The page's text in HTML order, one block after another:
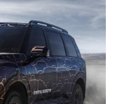
הפרטים בפנים